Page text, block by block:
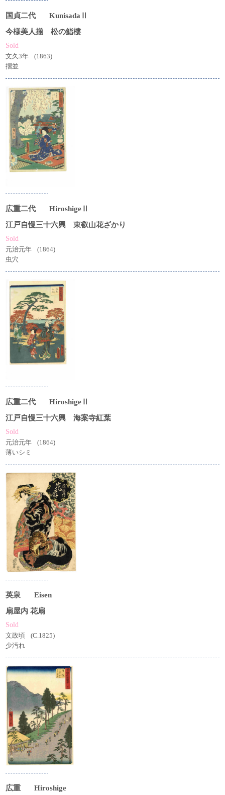
国貞二代
KunisadaⅡ
今様美人揃 松の鮨樓
Sold
文久3年
(1863)
摺並
広重二代
HiroshigeⅡ
江戸自慢三十六興 東叡山花ざかり
Sold
元治元年
(1864)
虫穴
広重二代
HiroshigeⅡ
江戸自慢三十六興 海案寺紅葉
Sold
元治元年
(1864)
薄いシミ
英泉
Eisen
扇屋内 花扇
Sold
文政頃
(C.1825)
少汚れ
広重
Hiroshige